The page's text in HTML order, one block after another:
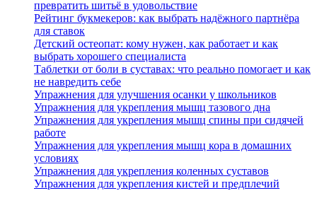
превратить шитьё в удовольствие
Рейтинг букмекеров: как выбрать надёжного партнёра
для ставок
Детский остеопат: кому нужен, как работает и как
выбрать хорошего специалиста
Таблетки от боли в суставах: что реально помогает и как
не навредить себе
Упражнения для улучшения осанки у школьников
Упражнения для укрепления мышц тазового дна
Упражнения для укрепления мышц спины при сидячей
работе
Упражнения для укрепления мышц кора в домашних
условиях
Упражнения для укрепления коленных суставов
Упражнения для укрепления кистей и предплечий